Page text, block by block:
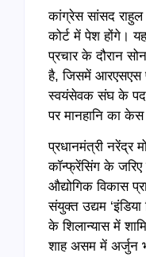
कांग्रेस सांसद राहुल
कोर्ट में पेश होंगे।
प्रचार के दौरान
है, जिसमें आरएसएस
स्वयंसेवक संघ के
पर मानहानि का
प्रधानमंत्री नरेंद्र
कॉन्फ्रेंसिंग के
औद्योगिक विकास
संयुक्त उद्यम ‘इंडिया
के शिलान्यास में
शाह असम में अर्जुन